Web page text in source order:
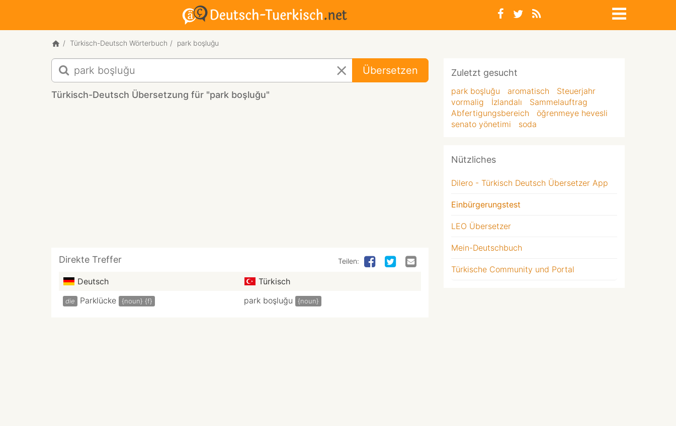
Türkisch-Deutsch Wörterbuch park boşluğu
Türkisch-
Deutsch
Übersetzung
für
Übersetzen
Türkisch-Deutsch Übersetzung für "park boşluğu"
Direkte Treffer Teilen:
Deutsch Türkisch
die Parklücke {noun} {f} park boşluğu {noun}
Zuletzt gesucht
park boşluğu aromatisch
Steuerjahr
vormalig
İzlandalı
Sammelauftrag
Abfertigungsbereich
öğrenmeye hevesli
senato yönetimi
soda
Nützliches
Dilero - Türkisch Deutsch Übersetzer App
Einbürgerungstest
LEO Übersetzer
Mein-Deutschbuch
Türkische Community und Portal